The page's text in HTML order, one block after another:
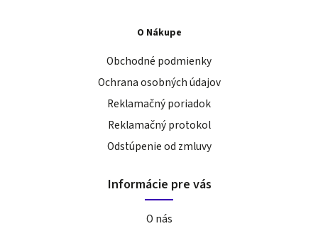
O Nákupe
Obchodné podmienky
Ochrana osobných údajov
Reklamačný poriadok
Reklamačný protokol
Odstúpenie od zmluvy
Informácie pre vás
O nás